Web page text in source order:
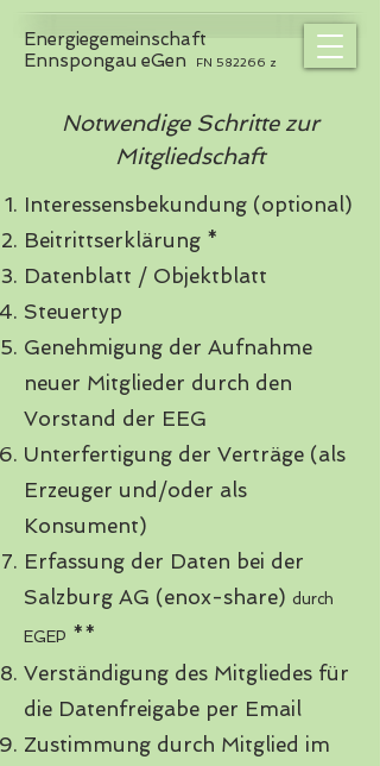
Energiegemeinschaft
Ennspongau eGen
FN 582266 z
Notwendige Schritte zur
Mitgliedschaft
Interessensbekundung (optional)
Beitrittserklärung *
Datenblatt / Objektblatt
Steuertyp
​Genehmigung der Aufnahme
neuer Mitglieder durch den
Vorstand der EEG
Unterfertigung der Verträge (als
Erzeuger und/oder als
Konsument)
Erfassung der Daten bei der
Salzburg AG (enox-share) durch
EGEP **
Verständigung des Mitgliedes für
die Datenfreigabe per Email
Zustimmung durch Mitglied im